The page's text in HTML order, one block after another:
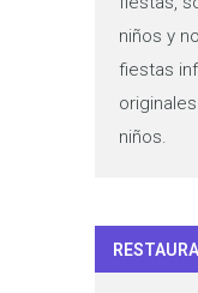
niños y
fiestas
niños.